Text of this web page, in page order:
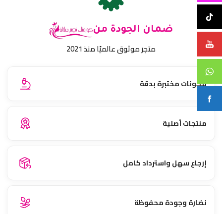
ضمان الجودة من
متجر موثوق عالميًا منذ 2021
مكونات مختبرة بدقة
منتجات أصلية
إرجاع سهل واسترداد كامل
نضارة وجودة محفوظة